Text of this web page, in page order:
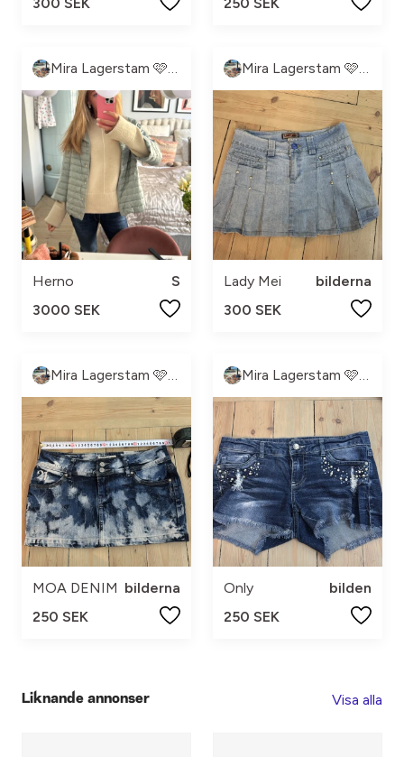
Mira Lagerstam 🩷💓💕💖
Herno
S
3000 SEK
Mira Lagerstam 🩷💓💕💖
Lady Mei
bilderna
300 SEK
Mira Lagerstam 🩷💓💕💖
MOA DENIM bilderna
250 SEK
Mira Lagerstam 🩷💓💕💖
Only
bilden
250 SEK
Liknande annonser Visa alla